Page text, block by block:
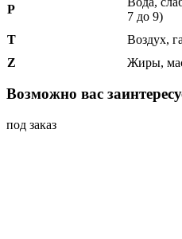
P
7 до 9)
T Воздух,
Z
Жиры,
Возможно вас
под заказ